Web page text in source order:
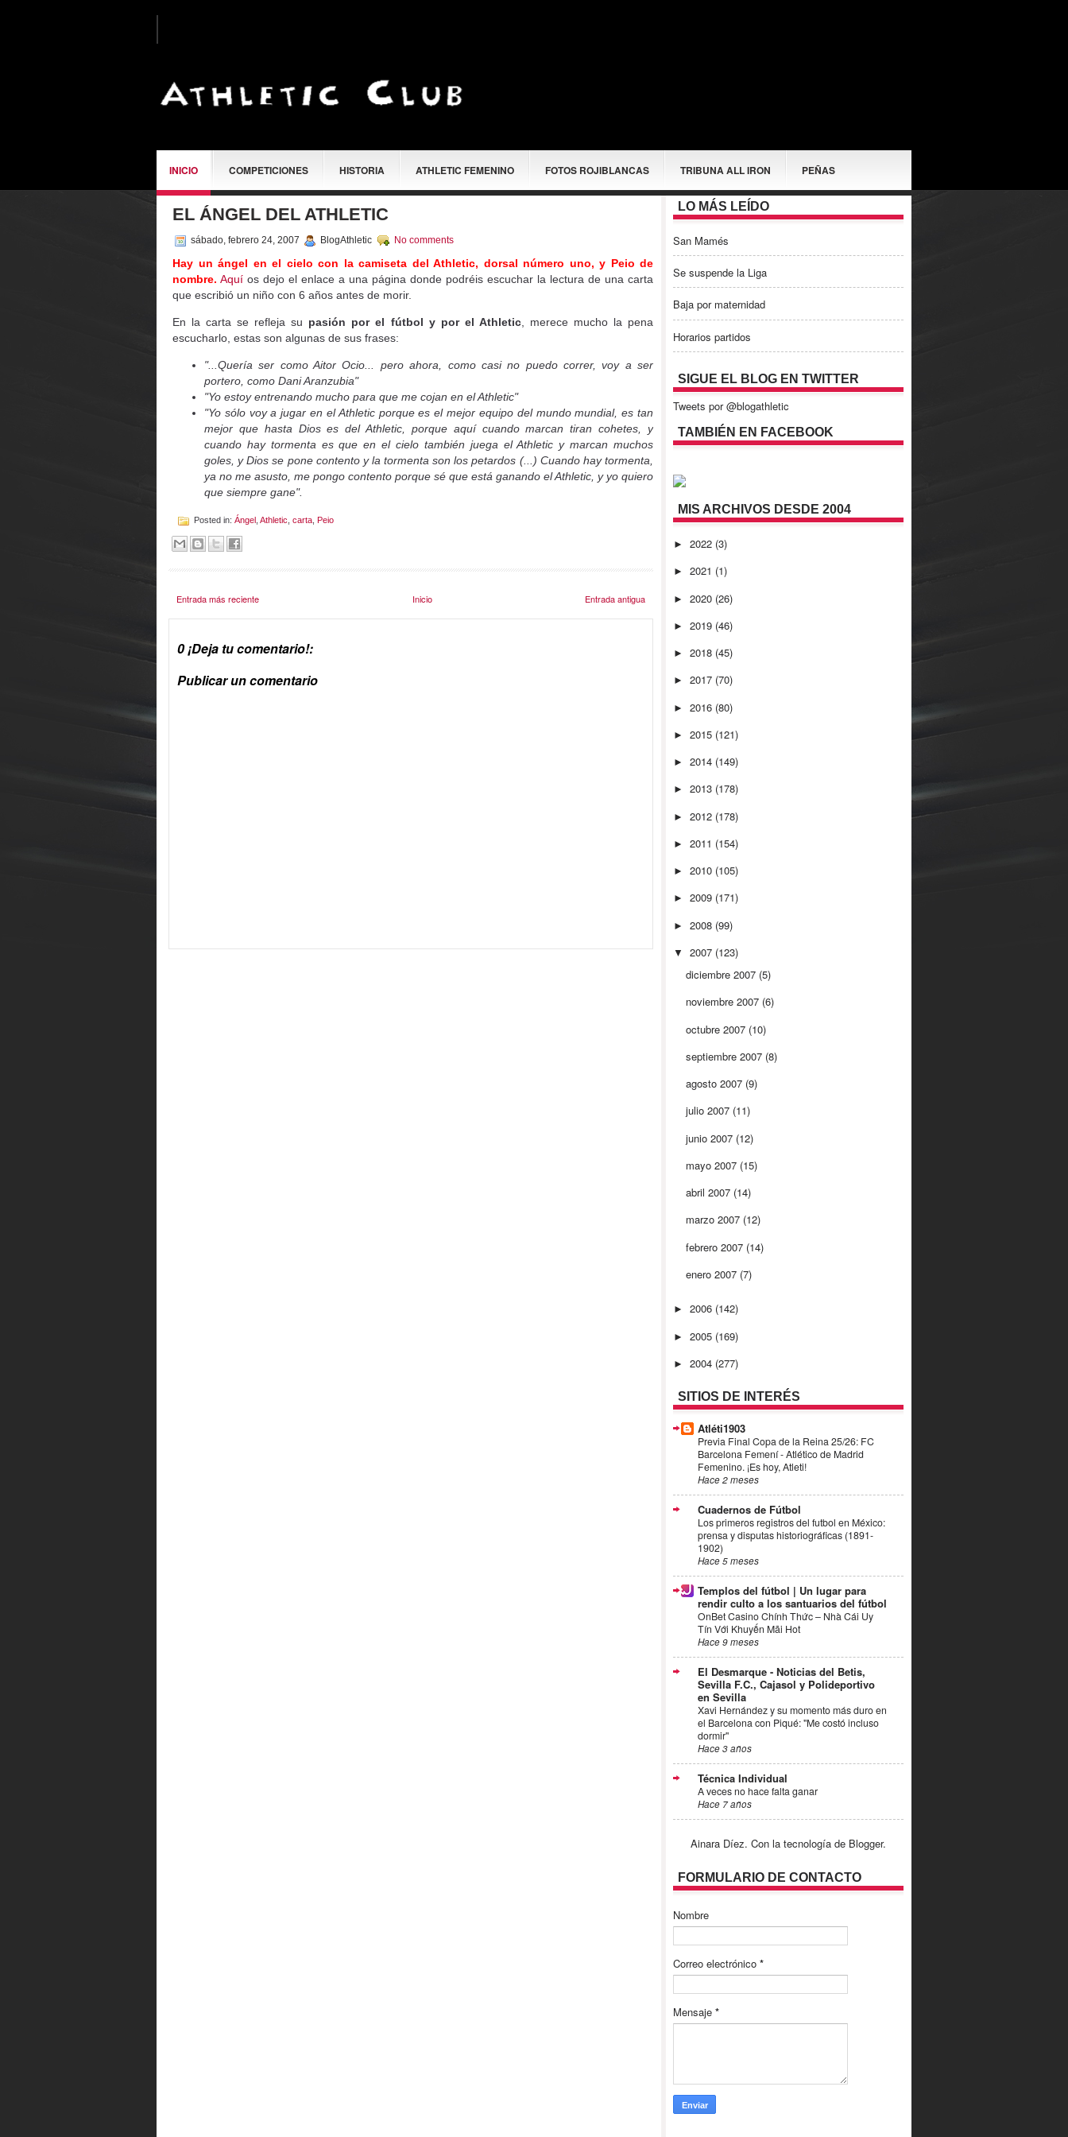
INICIO COMPETICIONES HISTORIA ATHLETIC FEMENINO FOTOS ROJIBLANCAS TRIBUNA ALL IRON PEÑAS
SOBRE MÍ
EL ÁNGEL DEL ATHLETIC
sábado, febrero 24, 2007 BlogAthletic No comments
Hay un ángel en el cielo con la camiseta del Athletic, dorsal número uno, y Peio de
nombre. Aquí os dejo el enlace a una página donde podréis escuchar la lectura de una carta
que escribió un niño con 6 años antes de morir.
En la carta se refleja su pasión por el fútbol y por el Athletic, merece mucho la pena
escucharlo, estas son algunas de sus frases:
"...Quería ser como Aitor Ocio... pero ahora, como casi no puedo correr, voy a ser
portero, como Dani Aranzubia"
"Yo estoy entrenando mucho para que me cojan en el Athletic"
"Yo sólo voy a jugar en el Athletic porque es el mejor equipo del mundo mundial, es tan
mejor que hasta Dios es del Athletic, porque aquí cuando marcan tiran cohetes, y
cuando hay tormenta es que en el cielo también juega el Athletic y marcan muchos
goles, y Dios se pone contento y la tormenta son los petardos (...) Cuando hay tormenta,
ya no me asusto, me pongo contento porque sé que está ganando el Athletic, y yo quiero
que siempre gane".
Posted in: Ángel Athletic carta Peio
Entrada más reciente Entrada antigua
Inicio
0 ¡Deja tu comentario!:
Publicar un comentario
LO MÁS LEÍDO
San Mamés
Se suspende la Liga
Baja por maternidad
Horarios partidos
SIGUE EL BLOG EN TWITTER
Tweets por @blogathletic
TAMBIÉN EN FACEBOOK
MIS ARCHIVOS DESDE 2004
► 2022 (3)
► 2021 (1)
► 2020 (26)
► 2019 (46)
► 2018 (45)
► 2017 (70)
► 2016 (80)
► 2015 (121)
► 2014 (149)
► 2013 (178)
► 2012 (178)
► 2011 (154)
► 2010 (105)
► 2009 (171)
► 2008 (99)
▼ 2007 (123)
diciembre 2007 (5)
noviembre 2007 (6)
octubre 2007 (10)
septiembre 2007 (8)
agosto 2007 (9)
julio 2007 (11)
junio 2007 (12)
mayo 2007 (15)
abril 2007 (14)
marzo 2007 (12)
febrero 2007 (14)
enero 2007 (7)
► 2006 (142)
► 2005 (169)
► 2004 (277)
SITIOS DE INTERÉS
Atléti1903
Previa Final Copa de la Reina 25/26: FC
Barcelona Femení - Atlético de Madrid
Femenino. ¡Es hoy, Atleti!
Hace 2 meses
Cuadernos de Fútbol
Los primeros registros del futbol en México:
prensa y disputas historiográficas (1891-
1902)
Hace 5 meses
Templos del fútbol | Un lugar para
rendir culto a los santuarios del fútbol
OnBet Casino Chính Thức – Nhà Cái Uy
Tín Với Khuyến Mãi Hot
Hace 9 meses
El Desmarque - Noticias del Betis,
Sevilla F.C., Cajasol y Polideportivo
en Sevilla
Xavi Hernández y su momento más duro en
el Barcelona con Piqué: "Me costó incluso
dormir"
Hace 3 años
Técnica Individual
A veces no hace falta ganar
Hace 7 años
Ainara Díez. Con la tecnología de Blogger.
FORMULARIO DE CONTACTO
Nombre
Correo electrónico *
Mensaje *